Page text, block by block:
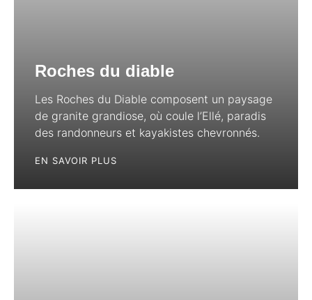
Roches du diable
Les Roches du Diable composent un paysage
de granite grandiose, où coule l’Ellé, paradis
des randonneurs et kayakistes chevronnés.
EN SAVOIR PLUS